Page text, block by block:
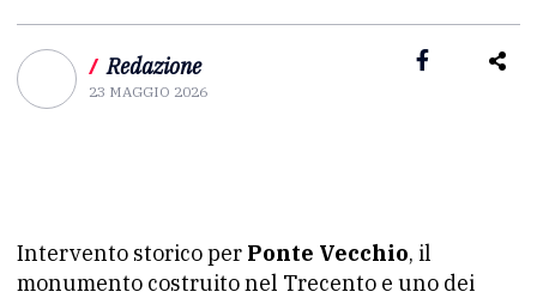
/ Redazione
23 MAGGIO 2026
Intervento storico per Ponte Vecchio, il
monumento costruito nel Trecento e uno dei